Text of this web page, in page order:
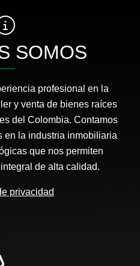
SOMOS
profesional en la
y venta de bienes raíces
del Colombia. Contamos
en la industria inmobiliaria
que nos permiten
de alta calidad.
privacidad